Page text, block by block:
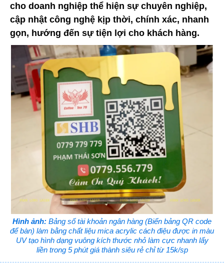
cho doanh nghiệp thể hiện sự chuyên nghiệp,
cập nhật công nghệ kịp thời, chính xác, nhanh
gọn, hướng đến sự tiện lợi cho khách hàng.
Hình ảnh: Bảng số tài khoản ngân hàng (Biển bảng QR code
để bàn) làm bằng chất liệu mica acrylic cách điệu được in màu
UV tạo hình dạng vuông kích thước nhỏ làm cực nhanh lấy
liền trong 5 phút giá thành siêu rẻ chỉ từ 15k/sp